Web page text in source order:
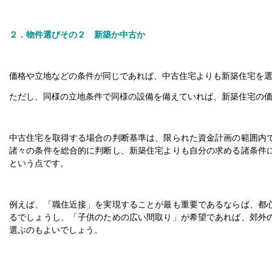
２．物件選びその２ 新築か中古か
価格や立地などの条件が同じであれば、中古住宅よりも新築住宅を
ただし、同様の立地条件で同様の設備を備えていれば、新築住宅の
中古住宅を取得する場合の判断基準は、限られた資金計画の範囲内
諸々の条件を総合的に判断し、新築住宅よりも自分の求める諸条件
という点です。
例えば、「職住近接」を実現することが最も重要であるならば、都
るでしょうし、「子供のための広い間取り」が希望であれば、郊外
選ぶのもよいでしょう。